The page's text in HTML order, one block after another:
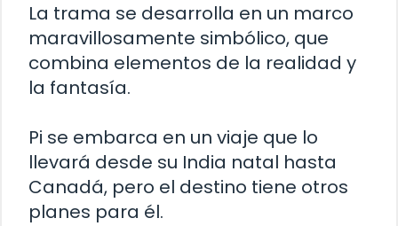
La trama se desarrolla en un marco
maravillosamente simbólico, que
combina elementos de la realidad y
la fantasía.
Pi se embarca en un viaje que lo
llevará desde su India natal hasta
Canadá, pero el destino tiene otros
planes para él.